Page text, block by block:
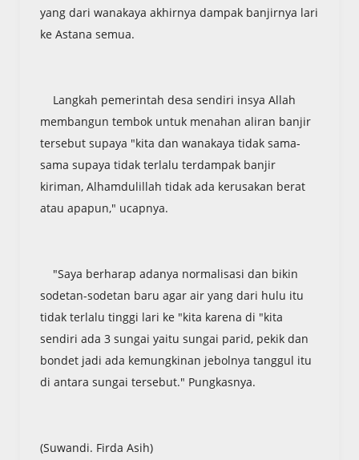
yang dari wanakaya akhirnya dampak banjirnya lari
ke Astana semua.
Langkah pemerintah desa sendiri insya Allah
membangun tembok untuk menahan aliran banjir
tersebut supaya "kita dan wanakaya tidak sama-
sama supaya tidak terlalu terdampak banjir
kiriman, Alhamdulillah tidak ada kerusakan berat
atau apapun," ucapnya.
"Saya berharap adanya normalisasi dan bikin
sodetan-sodetan baru agar air yang dari hulu itu
tidak terlalu tinggi lari ke "kita karena di "kita
sendiri ada 3 sungai yaitu sungai parid, pekik dan
bondet jadi ada kemungkinan jebolnya tanggul itu
di antara sungai tersebut." Pungkasnya.
(Suwandi. Firda Asih)